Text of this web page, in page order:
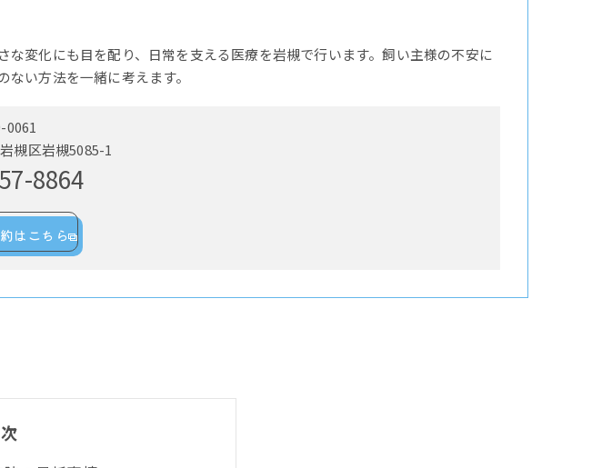
変化にも目を配り、日常を支える医療を岩槻で行います。飼い主様の不安に
い方法を一緒に考えます。
0061
槻区岩槻5085-1
8864
はこちら